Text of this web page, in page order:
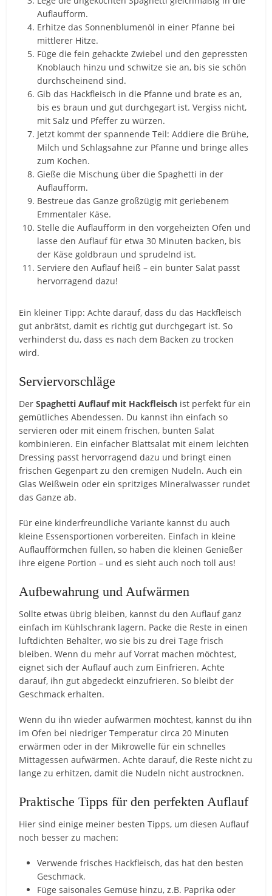
Auflaufform.
Erhitze das Sonnenblumenöl in einer Pfanne bei
mittlerer Hitze.
Füge die fein gehackte Zwiebel und den gepressten
Knoblauch hinzu und schwitze sie an, bis sie schön
durchscheinend sind.
Gib das Hackfleisch in die Pfanne und brate es an,
bis es braun und gut durchgegart ist. Vergiss nicht,
mit Salz und Pfeffer zu würzen.
Jetzt kommt der spannende Teil: Addiere die Brühe,
Milch und Schlagsahne zur Pfanne und bringe alles
zum Kochen.
Gieße die Mischung über die Spaghetti in der
Auflaufform.
Bestreue das Ganze großzügig mit geriebenem
Emmentaler Käse.
Stelle die Auflaufform in den vorgeheizten Ofen und
lasse den Auflauf für etwa 30 Minuten backen, bis
der Käse goldbraun und sprudelnd ist.
Serviere den Auflauf heiß – ein bunter Salat passt
hervorragend dazu!
Ein kleiner Tipp: Achte darauf, dass du das Hackfleisch
gut anbrätst, damit es richtig gut durchgegart ist. So
verhinderst du, dass es nach dem Backen zu trocken
wird.
Serviervorschläge
DerSpaghetti Auflauf mit Hackfleisch ist perfekt für ein
gemütliches Abendessen. Du kannst ihn einfach so
servieren oder mit einem frischen, bunten Salat
kombinieren. Ein einfacher Blattsalat mit einem leichten
Dressing passt hervorragend dazu und bringt einen
frischen Gegenpart zu den cremigen Nudeln. Auch ein
Glas Weißwein oder ein spritziges Mineralwasser rundet
das Ganze ab.
Für eine kinderfreundliche Variante kannst du auch
kleine Essensportionen vorbereiten. Einfach in kleine
Auflaufförmchen füllen, so haben die kleinen Genießer
ihre eigene Portion – und es sieht auch noch toll aus!
Aufbewahrung und Aufwärmen
Sollte etwas übrig bleiben, kannst du den Auflauf ganz
einfach im Kühlschrank lagern. Packe die Reste in einen
luftdichten Behälter, wo sie bis zu drei Tage frisch
bleiben. Wenn du mehr auf Vorrat machen möchtest,
eignet sich der Auflauf auch zum Einfrieren. Achte
darauf, ihn gut abgedeckt einzufrieren. So bleibt der
Geschmack erhalten.
Wenn du ihn wieder aufwärmen möchtest, kannst du ihn
im Ofen bei niedriger Temperatur circa 20 Minuten
erwärmen oder in der Mikrowelle für ein schnelles
Mittagessen aufwärmen. Achte darauf, die Reste nicht zu
lange zu erhitzen, damit die Nudeln nicht austrocknen.
Praktische Tipps für den perfekten Auflauf
Hier sind einige meiner besten Tipps, um diesen Auflauf
noch besser zu machen:
Verwende frisches Hackfleisch, das hat den besten
Geschmack.
Füge saisonales Gemüse hinzu, z.B. Paprika oder